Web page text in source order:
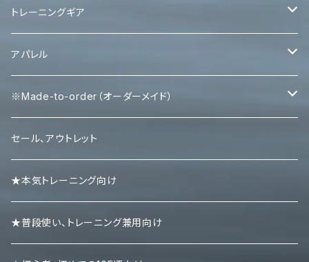
レバーベルト
パワーベルト
トレーニングギア
パワーグリップ
エルボースリーブ
ニースリーブ
ニーラップ
リストラップ
アパレル
タンクトップ
Ｔシャツ
ハーフパンツ
キャップ
※Made-to-order（オーダーメイド）
Tシャツ
タンクトップ
ロンＴ
セール、アウトレット
★本気トレーニング向け
★普段使い、トレーニング兼用向け